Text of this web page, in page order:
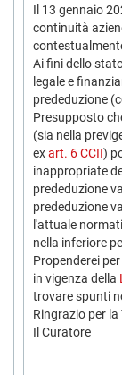
Il 13 gennaio
continuità
Ai fini dello
legale e
prededuzione
Presupposto
(sia nella
exart. 6 CCII)
inappropriate
prededuzione
prededuzione
l'attuale
nella inferiore
Propenderei
in vigenza della
trovare spunti
Ringrazio per
Il Curatore